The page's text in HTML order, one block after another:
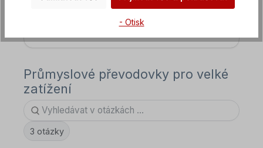
FAQ Frekvenční měniče
Průmyslové převodovky pro velké
zatížení
3 otázky
- Otisk